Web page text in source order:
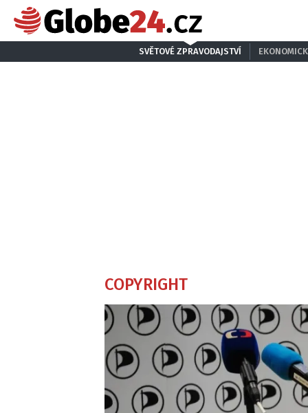
SVĚTOVÉ ZPRAVODAJSTVÍ
COPYRIGHT